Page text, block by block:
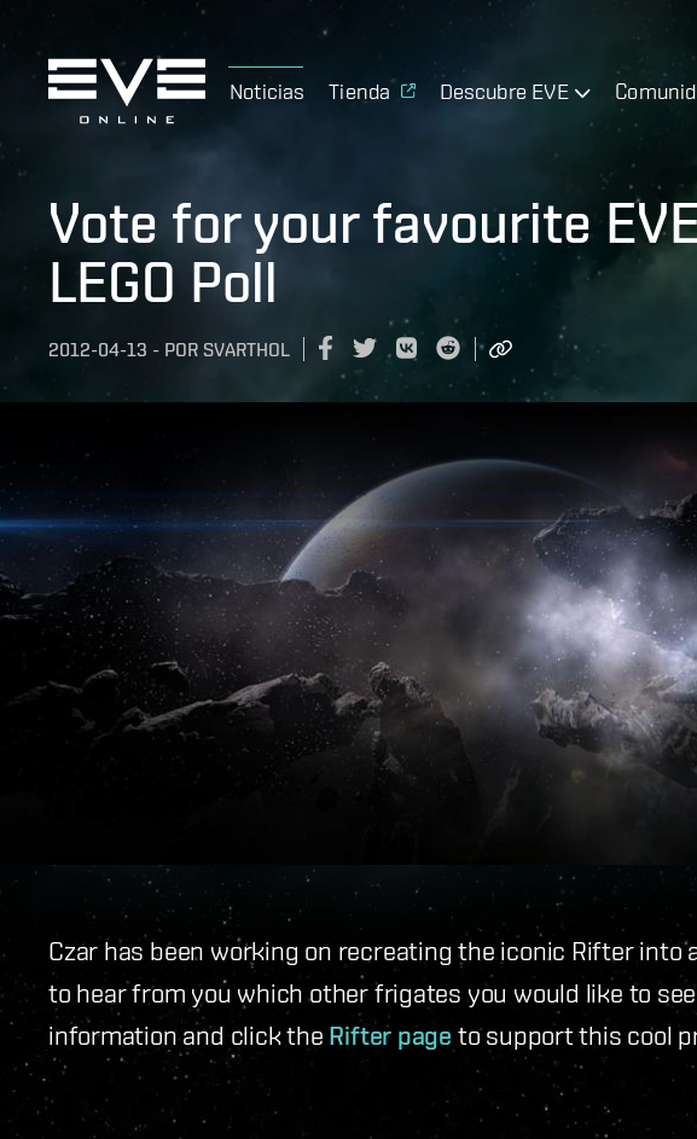
Noticias Tienda Descubre EVE
Vote for your favourite
LEGO Poll
2012-04-13 - POR SVARTHOL
Czar has been working on recreating the iconic Rifter into
to hear from you which other frigates you would like to
information and click the Rifter page to support this cool